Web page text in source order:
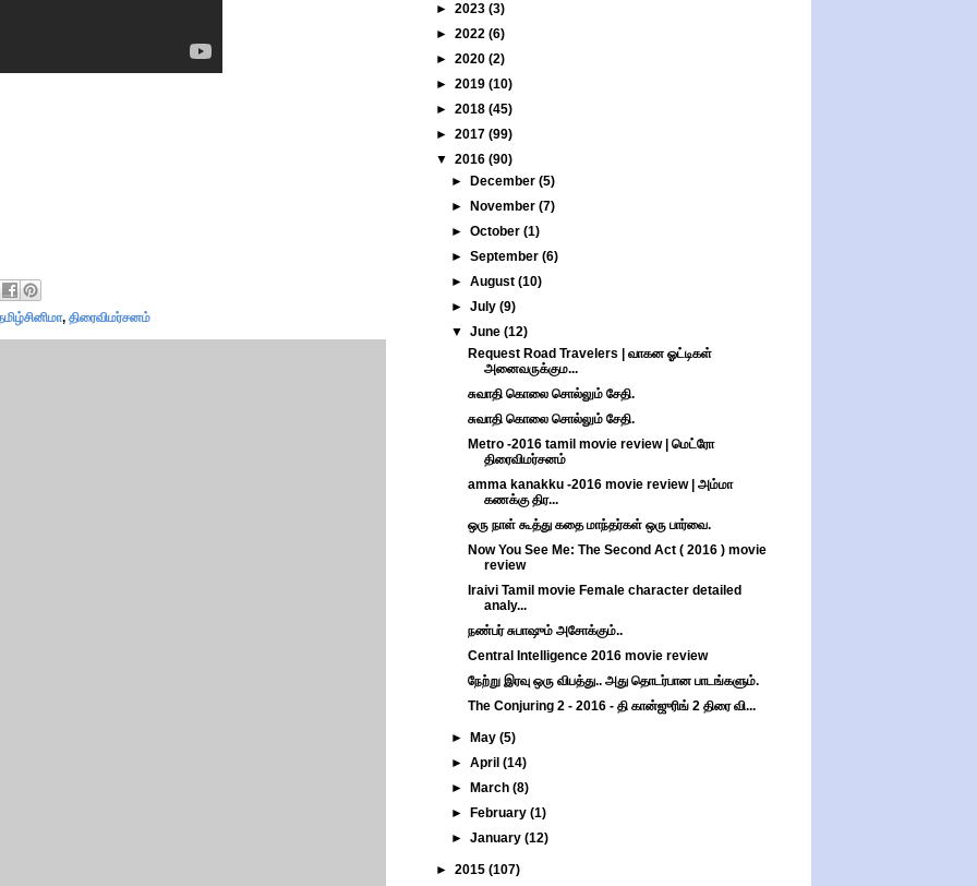
, திரைவிமர்சனம்
► 2023 (3)
► 2022 (6)
► 2020 (2)
► 2019 (10)
► 2018 (45)
► 2017 (99)
▼ 2016 (90)
►
December(5)
►
November(7)
►October(1)
►September(6)
►August(10)
►July(9)
▼June(12)
Request Road Travelers | வாகன ஓட்டிகள்
அனைவருக்கும...
சுவாதி கொலை சொல்லும் சேதி.
சுவாதி கொலை சொல்லும் சேதி.
Metro -2016 tamil movie review | மெட்ரோ
திரைவிமர்சனம்
amma kanakku -2016 movie review | அம்மா
கணக்கு திர...
ஒரு நாள் கூத்து கதை மாந்தர்கள் ஒரு பார்வை.
Now You See Me: The Second Act ( 2016 ) movie
review
Iraivi Tamil movie Female character detailed
analy...
நண்பர் சுபாஷும் அசோக்கும்..
Central Intelligence 2016 movie review
நேற்று இரவு ஒரு விபத்து.. அது தொடர்பான பாடங்களும்.
The Conjuring 2 - 2016 - தி கான்ஜுரிங் 2 திரை வி...
► May(5)
►April(14)
►
March(8)
►
February(1)
►January(12)
► 2015 (107)